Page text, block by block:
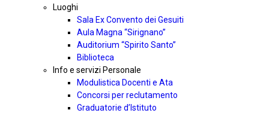
Luoghi
Sala Ex Convento dei Gesuiti
Aula Magna “Sirignano”
Auditorium “Spirito Santo”
Biblioteca
Info e servizi Personale
Modulistica Docenti e Ata
Concorsi per reclutamento
Graduatorie d’Istituto